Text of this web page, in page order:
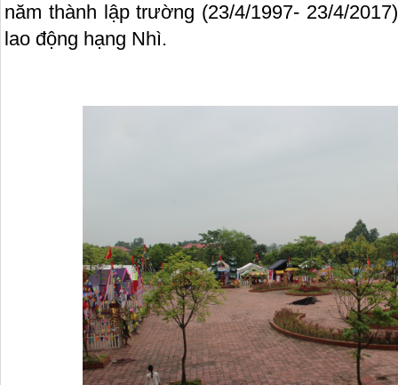
năm thành lập trường (23/4/1997- 23/4/
lao động hạng Nhì.